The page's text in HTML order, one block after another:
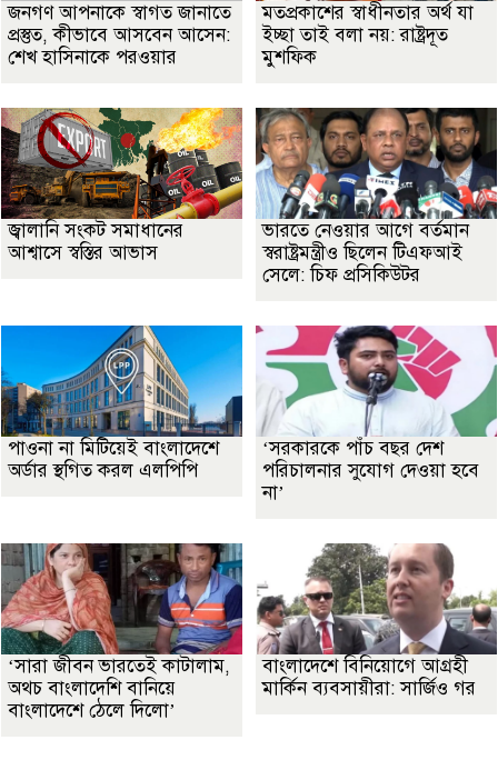
জনগণ আপনাকে স্বাগত জানাতে
প্রস্তুত, কীভাবে আসবেন আসেন:
শেখ হাসিনাকে পরওয়ার
মতপ্রকাশের স্বাধীনতার অর্থ যা
ইচ্ছা তাই বলা নয়: রাষ্ট্রদূত
মুশফিক
জ্বালানি সংকট সমাধানের
আশ্বাসে স্বস্তির আভাস
ভারতে নেওয়ার আগে বর্তমান
স্বরাষ্ট্রমন্ত্রীও ছিলেন টিএফআই
সেলে: চিফ প্রসিকিউটর
পাওনা না মিটিয়েই বাংলাদেশে
অর্ডার স্থগিত করল এলপিপি
‘সরকারকে পাঁচ বছর দেশ
পরিচালনার সুযোগ দেওয়া হবে
না’
‘সারা জীবন ভারতেই কাটালাম,
অথচ বাংলাদেশি বানিয়ে
বাংলাদেশে ঠেলে দিলো’
বাংলাদেশে বিনিয়োগে আগ্রহী
মার্কিন ব্যবসায়ীরা: সার্জিও গর